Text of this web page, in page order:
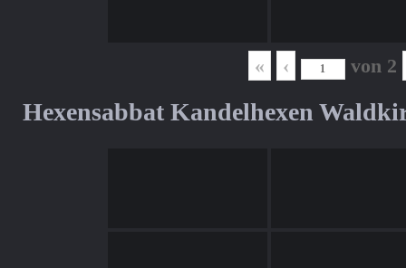
« ‹ von 2
Hexensabbat Kandelhexen